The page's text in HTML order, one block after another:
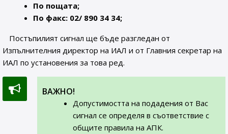
По пощата;
По факс: 02/ 890 34 34;
Постъпилият сигнал ще бъде разгледан от
Изпълнителния директор на ИАЛ и от Главния секретар на
ИАЛ по установения за това ред.
ВАЖНО!
Допустимостта на подадения от Вас
сигнал се определя в съответствие с
общите правила на АПК.